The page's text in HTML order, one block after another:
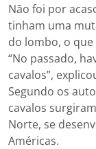
Não foi por
tinham uma
do lombo, o
“No passado,
cavalos”,
Segundo os
cavalos
Norte, se
Américas.